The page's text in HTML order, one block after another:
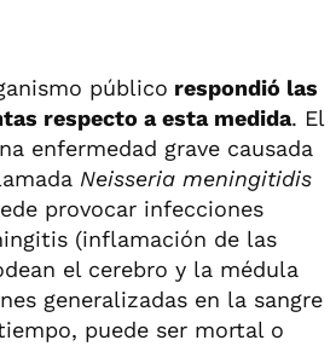
público respondió las
respecto a esta medida. El
enfermedad grave causada
Neisseria meningitidis
provocar infecciones
(inflamación de las
el cerebro y la médula
generalizadas en la sangre
puede ser mortal o